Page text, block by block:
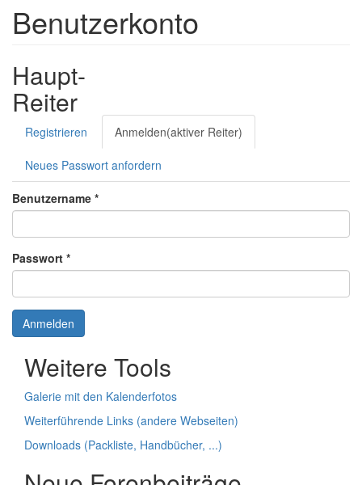
Benutzerkonto
Haupt-
Reiter
Registrieren Anmelden(aktiver Reiter)
Neues Passwort anfordern
Benutzername *
Passwort *
Anmelden
Weitere Tools
Galerie mit den Kalenderfotos
Weiterführende Links (andere Webseiten)
Downloads (Packliste, Handbücher, ...)